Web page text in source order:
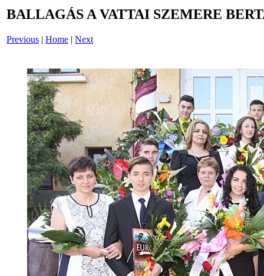
BALLAGÁS A VATTAI SZEMERE
Previous | Home | Next